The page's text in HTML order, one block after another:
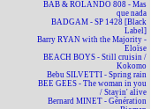
BAB & ROLANDO 808 - Mas
que nada
BADGAM - SP 1428 [Black
Label]
Barry RYAN with the Majority -
Eloïse
BEACH BOYS - Still cruisin /
Kokomo
Bebu SILVETTI - Spring rain
BEE GEES - The woman in you
/ Stayin' alive
Bernard MINET - Génération